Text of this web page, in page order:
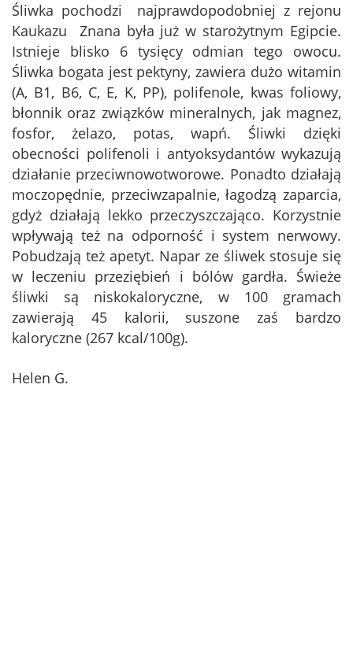
Śliwka pochodzi najprawdopodobniej z rejonu
Kaukazu Znana była już w starożytnym Egipcie.
Istnieje blisko 6 tysięcy odmian tego owocu.
Śliwka bogata jest pektyny, zawiera dużo witamin
(A, B1, B6, C, E, K, PP), polifenole, kwas foliowy,
błonnik oraz związków mineralnych, jak magnez,
fosfor, żelazo, potas, wapń. Śliwki dzięki
obecności polifenoli i antyoksydantów wykazują
działanie przeciwnowotworowe. Ponadto działają
moczopędnie, przeciwzapalnie, łagodzą zaparcia,
gdyż działają lekko przeczyszczająco. Korzystnie
wpływają też na odporność i system nerwowy.
Pobudzają też apetyt. Napar ze śliwek stosuje się
w leczeniu przeziębień i bólów gardła. Świeże
śliwki są niskokaloryczne, w 100 gramach
zawierają 45 kalorii, suszone zaś bardzo
kaloryczne (267 kcal/100g).
Helen G.